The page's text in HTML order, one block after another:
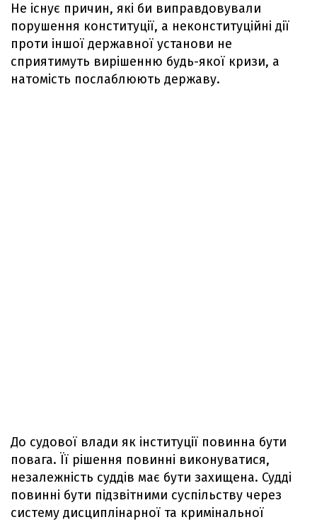
Не існує причин, які би виправдовували
порушення конституції, а неконституційні дії
проти іншої державної установи не
сприятимуть вирішенню будь-якої кризи, а
натомість послаблюють державу.
До судової влади як інституції повинна бути
повага. Її рішення повинні виконуватися,
незалежність суддів має бути захищена. Судді
повинні бути підзвітними суспільству через
систему дисциплінарної та кримінальної